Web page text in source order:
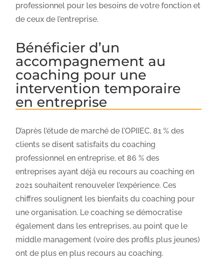
professionnel pour les besoins de votre fonction et
de ceux de l’entreprise.
Bénéficier d’un
accompagnement au
coaching pour une
intervention temporaire
en entreprise
D’après l’étude de marché de l’OPIIEC, 81 % des
clients se disent satisfaits du coaching
professionnel en entreprise, et 86 % des
entreprises ayant déjà eu recours au coaching en
2021 souhaitent renouveler l’expérience. Ces
chiffres soulignent les bienfaits du coaching pour
une organisation. Le coaching se démocratise
également dans les entreprises, au point que le
middle management (voire des profils plus jeunes)
ont de plus en plus recours au coaching.